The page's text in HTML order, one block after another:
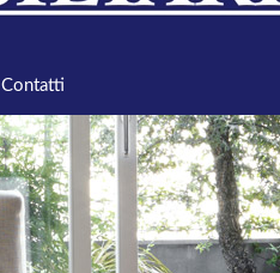
Contatti